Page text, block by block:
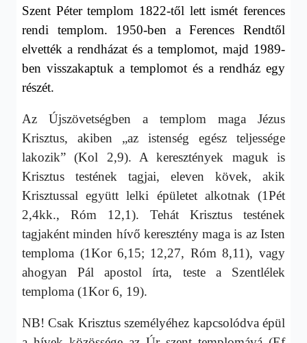
Szent Péter templom 1822-től lett ismét ferences
rendi templom. 1950-ben a Ferences Rendtől
elvették a rendházat és a templomot, majd 1989-
ben visszakaptuk a templomot és a rendház egy
részét.
Az Újszövetségben a templom maga Jézus
Krisztus, akiben „az istenség egész teljessége
lakozik” (Kol 2,9). A keresztények maguk is
Krisztus testének tagjai, eleven kövek, akik
Krisztussal együtt lelki épületet alkotnak (1Pét
2,4kk., Róm 12,1). Tehát Krisztus testének
tagjaként minden hívő keresztény maga is az Isten
temploma (1Kor 6,15; 12,27, Róm 8,11), vagy
ahogyan Pál apostol írta, teste a Szentlélek
temploma (1Kor 6, 19).
NB! Csak Krisztus személyéhez kapcsolódva épül